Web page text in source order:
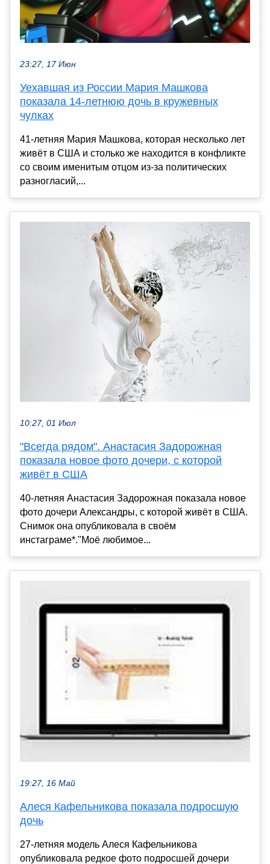
23:27, 17 Июн
Уехавшая из России Мария Машкова
показала 14-летнюю дочь в кружевных
чулках
41-летняя Мария Машкова, которая несколько лет
живёт в США и столько же находится в конфликте
со своим именитым отцом из-за политических
разногласий,...
10:27, 01 Июл
"Всегда рядом". Анастасия Задорожная
показала новое фото дочери, с которой
живёт в США
40-летняя Анастасия Задорожная показала новое
фото дочери Александры, с которой живёт в США.
Снимок она опубликовала в своём
инстаграме*."Моё любимое...
19:27, 16 Май
Алеся Кафельникова показала подросшую
дочь
27-летняя модель Алеся Кафельникова
опубликовала редкое фото подросшей дочери